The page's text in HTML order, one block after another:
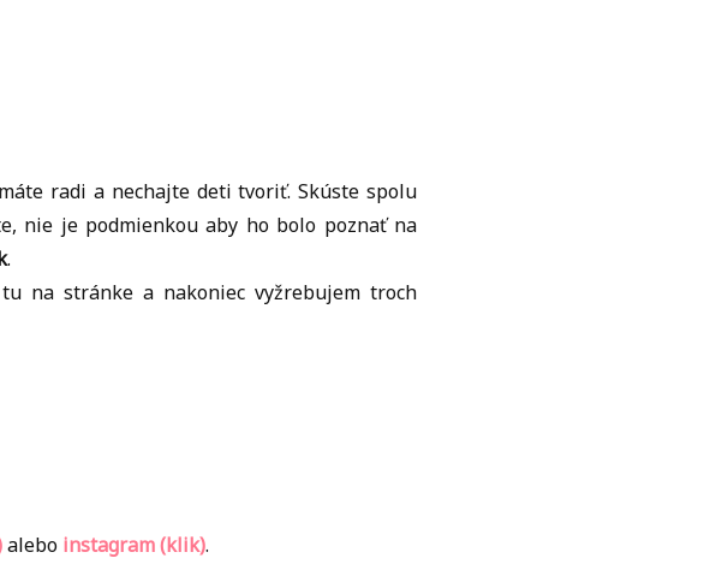
radi a nechajte deti tvoriť. Skúste spolu
nie je podmienkou aby ho bolo poznať na
.
na stránke a nakoniec vyžrebujem troch
alebo instagram (klik).